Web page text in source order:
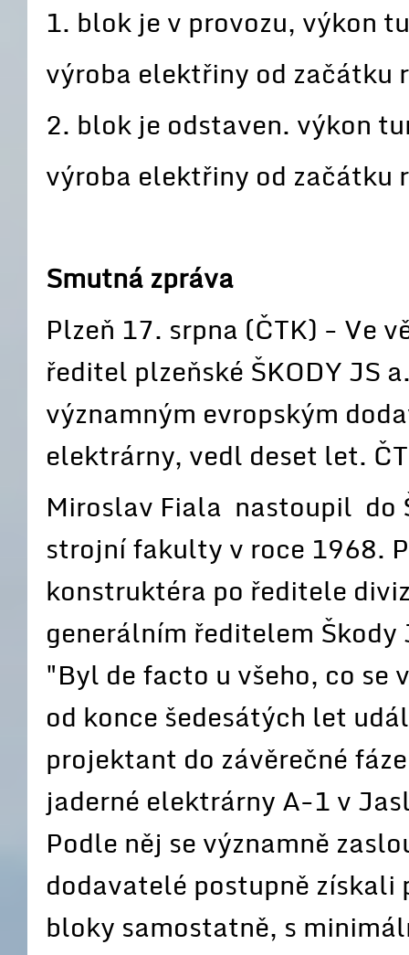
1. blok je v provozu, výkon
výroba elektřiny od začátku
2. blok je odstaven. výkon
výroba elektřiny od začátku
Smutná zpráva
Plzeň 17. srpna (ČTK) - Ve
ředitel plzeňské ŠKODY JS
významným evropským
elektrárny, vedl deset let.
Miroslav Fiala nastoupil do
strojní fakulty v roce 1968.
konstruktéra po ředitele
generálním ředitelem
"Byl de facto u všeho, co se
od konce šedesátých let
projektant do závěrečné
jaderné elektrárny A-1 v
Podle něj se významně
dodavatelé postupně
bloky samostatně, s